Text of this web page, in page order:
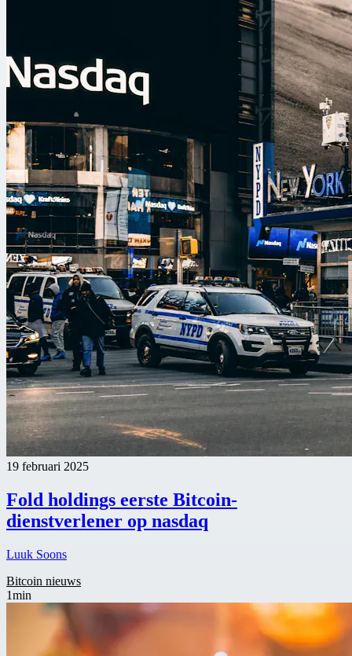
19 februari 2025
Fold holdings eerste Bitcoin-
dienstverlener op nasdaq
Luuk Soons
Bitcoin nieuws
1min